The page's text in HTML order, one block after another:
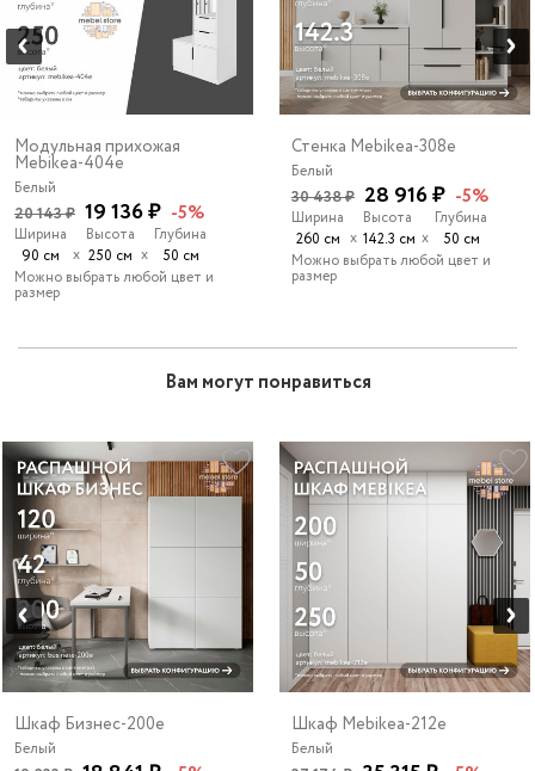
Модульная прихожая
Mebikea-404e
Белый
20 143 ₽ 19 136 ₽ -5%
Ширина
90 см
х
Высота
250 см х
Глубина
50 см
Можно выбрать любой цвет и
размер
Стенка Mebikea-308e
Белый
30 438 ₽ 28 916 ₽ -5%
Ширина
260 см х
Высота
142.3 см х
Глубина
50 см
Можно выбрать любой цвет и
размер
Вам могут понравиться
Шкаф Бизнес-200e
Белый
Шкаф Mebikea-212e
Белый